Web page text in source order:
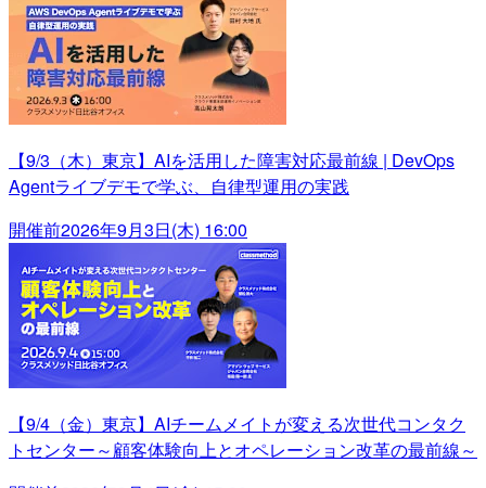
【9/3（木）東京】AIを活用した障害対応最前線 | DevOps
Agentライブデモで学ぶ、自律型運用の実践
開催前2026年9月3日(木) 16:00
【9/4（金）東京】AIチームメイトが変える次世代コンタク
トセンター～顧客体験向上とオペレーション改革の最前線～